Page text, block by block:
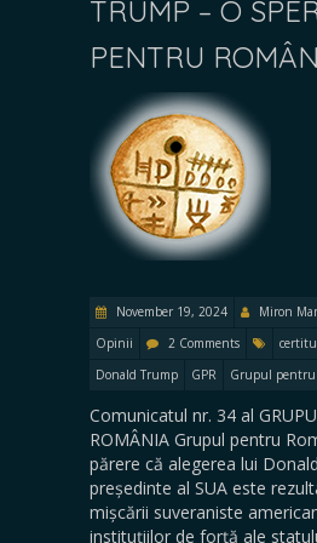
TRUMP – O
PENTRU
November 19, 2024 Miron
Opinii
2 Comments
Donald Trump
GPR Grupul pentru
Comunicatul nr. 34 al
ROMÂNIA Grupul pentru
părere că alegerea lui
președinte al SUA este
mișcării suveraniste
instituțiilor de forță ale